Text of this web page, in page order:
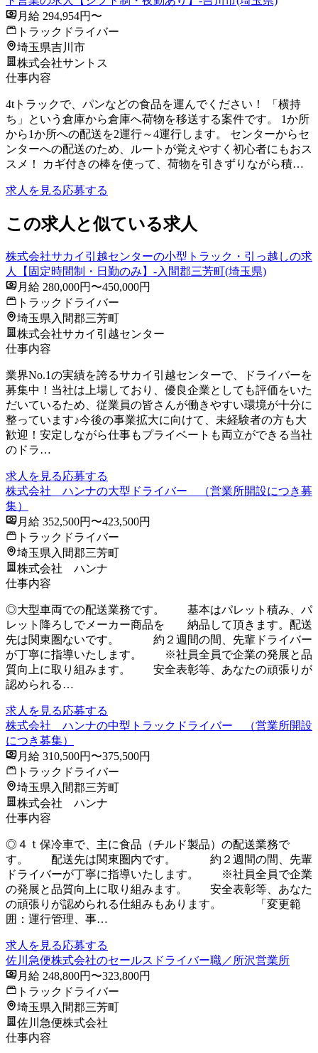
月給 294,954円〜
トラックドライバー
埼玉県吉川市
株式会社サントス
仕事内容
4tトラックで、パンなどの食品を運んでください！ 「横持
ち」という倉庫から倉庫へ荷物を移送する案件です。 1か所
から1か所への配送を2運行～4運行します。 センターからセ
ンターへの配送のため、ルートが覚えやすく初心者にもおス
スメ！ カギ付きの棒を使って、荷物を引きずりながら積…
求人を見る応募する
この求人と似ている求人
株式会社サカイ引越センターの小型トラック・引っ越しの求
人【固定時間制・日勤のみ】-入間郡三芳町(埼玉県)
月給 280,000円〜450,000円
トラックドライバー
埼玉県入間郡三芳町
株式会社サカイ引越センター
仕事内容
業界No.1の実績を誇るサカイ引越センターで、ドライバーを
募集中！当社は上場しており、優良企業としても評価をいた
だいているため、従業員の皆さんが働きやすい環境が十分に
整っています♪今後の事業拡大に向けて、未経験者の方も大
歓迎！安定しながら仕事もプライベートも両立ができる当社
のドラ…
求人を見る応募する
株式会社 ハンナの大型ドライバー （営業所開設につき募
集）
月給 352,500円〜423,500円
トラックドライバー
埼玉県入間郡三芳町
株式会社 ハンナ
仕事内容
◎大型車両での配送業務です。 基本はパレット積み、パ
レット降ろしでメーカー商品を 納品して頂きます。配送
先は関東圏ないです。 約２週間の間、先輩ドライバー
が丁寧に指導いたします。 ※社員全員で企業の発展と品
質向上に取り組みます。 安全表彰等、あなたの頑張りが
認められる…
求人を見る応募する
株式会社 ハンナの中型トラックドライバー （営業所開設
につき募集）
月給 310,500円〜375,500円
トラックドライバー
埼玉県入間郡三芳町
株式会社 ハンナ
仕事内容
◎４ｔ保冷車で、主に食品（チルド製品）の配送業務で
す。 配送先は関東圏内です。 約２週間の間、先輩
ドライバーが丁寧に指導いたします。 ※社員全員で企業
の発展と品質向上に取り組みます。 安全表彰等、あなた
の頑張りが認められる仕組みもあります。 「変更範
囲：運行管理、事…
求人を見る応募する
佐川急便株式会社のセールスドライバー職／所沢営業所
月給 248,800円〜323,800円
トラックドライバー
埼玉県入間郡三芳町
佐川急便株式会社
仕事内容